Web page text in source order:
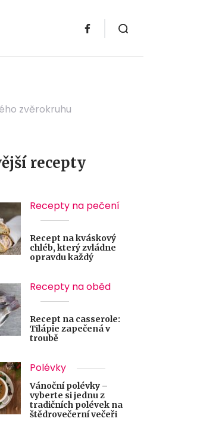
zvěrokruhu
recepty
Recepty na pečení
Recept na kváskový
chléb, který zvládne
opravdu každý
Recepty na oběd
Recept na casserole:
Tilápie zapečená v
troubě
Polévky
Vánoční polévky –
vyberte si jednu z
tradičních polévek na
štědrovečerní večeři